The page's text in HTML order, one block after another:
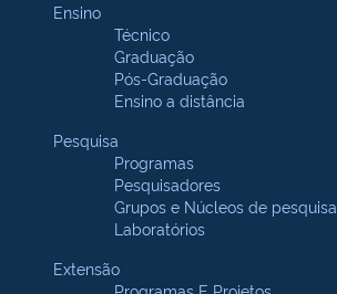
Ensino
Técnico
Graduação
Pós-Graduação
Ensino a distância
Pesquisa
Programas
Pesquisadores
Grupos e Núcleos de pesquisa
Laboratórios
Extensão